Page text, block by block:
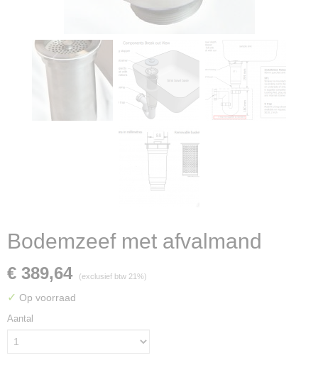
Bodemzeef met afvalmand
€ 389,64 (exclusief btw 21%)
✓ Op voorraad
Aantal